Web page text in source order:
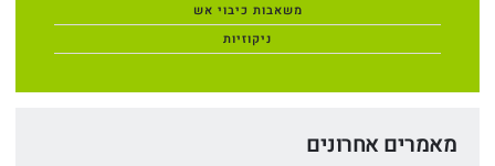
משאבות כיבוי אש
ניקוזיות
מאמרים אחרונים